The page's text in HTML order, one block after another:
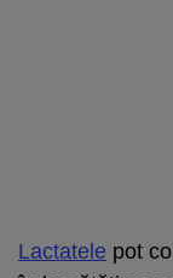
Lactatele pot